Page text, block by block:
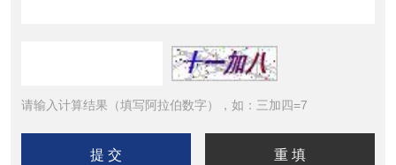
请输入计算结果（填写阿拉伯数字），如：三加四=7